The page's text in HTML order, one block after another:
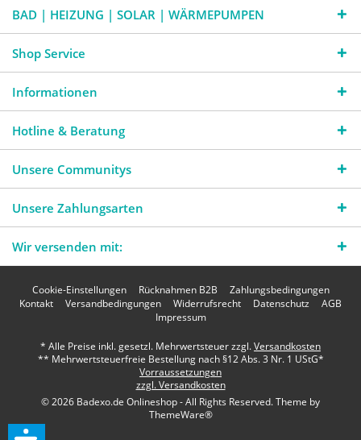
BAD | HEIZUNG | SOLAR | WÄRMEPUMPEN
Shop Service
Informationen
Hotline & Beratung
Unsere Communitys
Unsere Zahlungsarten
Wir versenden mit:
Cookie-Einstellungen Rücknahmen B2B
Zahlungsbedingungen
Kontakt
Versandbedingungen Widerrufsrecht Datenschutz
AGB
Impressum
* Alle Preise inkl. gesetzl. Mehrwertsteuer zzgl.Versandkosten
** Mehrwertsteuerfreie Bestellung nach §12 Abs. 3 Nr. 1 UStG*
Vorraussetzungen
zzgl. Versandkosten
© 2026 Badexo.de Onlineshop - All Rights Reserved. Theme by
ThemeWare®